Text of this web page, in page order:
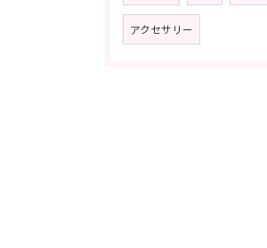
アクセサリー